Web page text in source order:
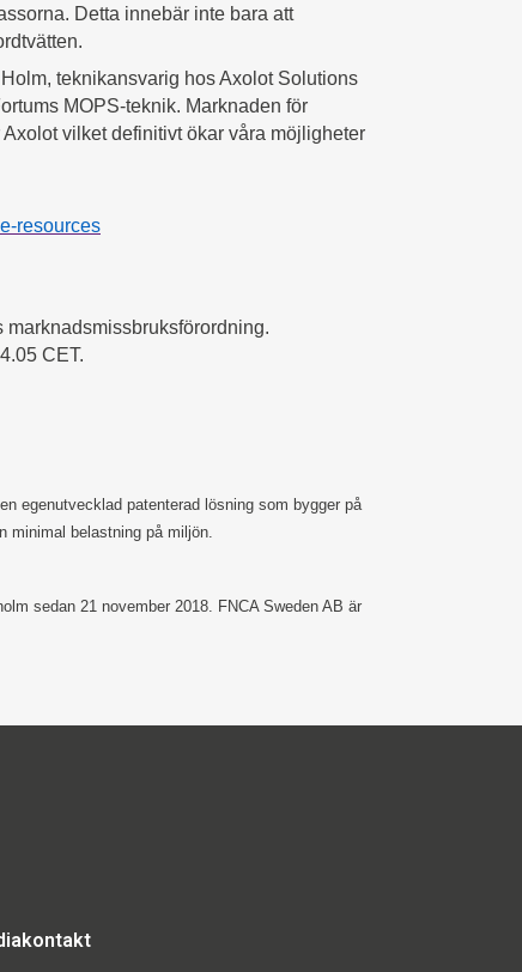
Detta innebär inte bara att
teknikansvarig hos Axolot Solutions
MOPS-teknik. Marknaden för
vilket definitivt ökar våra möjligheter
resources
CET.
egenutvecklad patenterad lösning som bygger på
minimal belastning på miljön.
sedan 21 november 2018. FNCA Sweden AB är